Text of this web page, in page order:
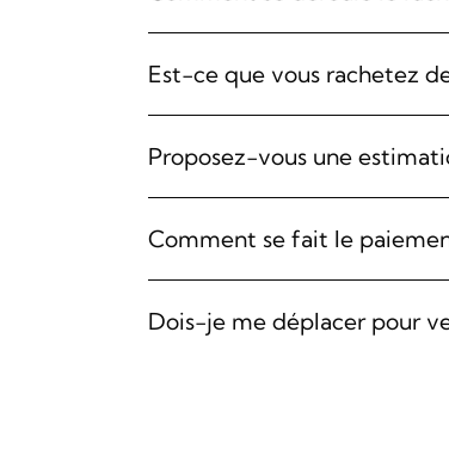
Est-ce que vous rachetez
Proposez-vous une
Comment se fait le
Dois-je me déplacer pour